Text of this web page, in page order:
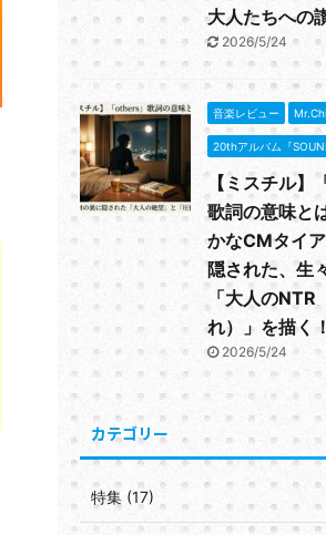
大人たちへの
2026/5/24
音楽レビュー
20thアルバム『
【ミスチル
歌詞の意味と
かなCMタイ
隠された、生
「大人のNTR
れ）」を描く
2026/5/24
カテゴリー
特集 (17)